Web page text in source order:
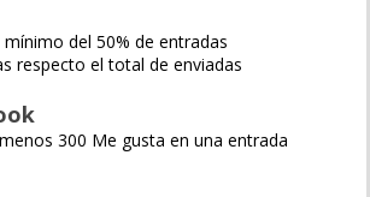
mínimo del 50% de entradas
respecto el total de enviadas
300 Me gusta en una entrada